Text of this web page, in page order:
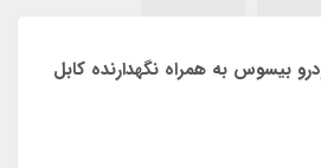
بیسوس به همراه نگهدارنده کابل